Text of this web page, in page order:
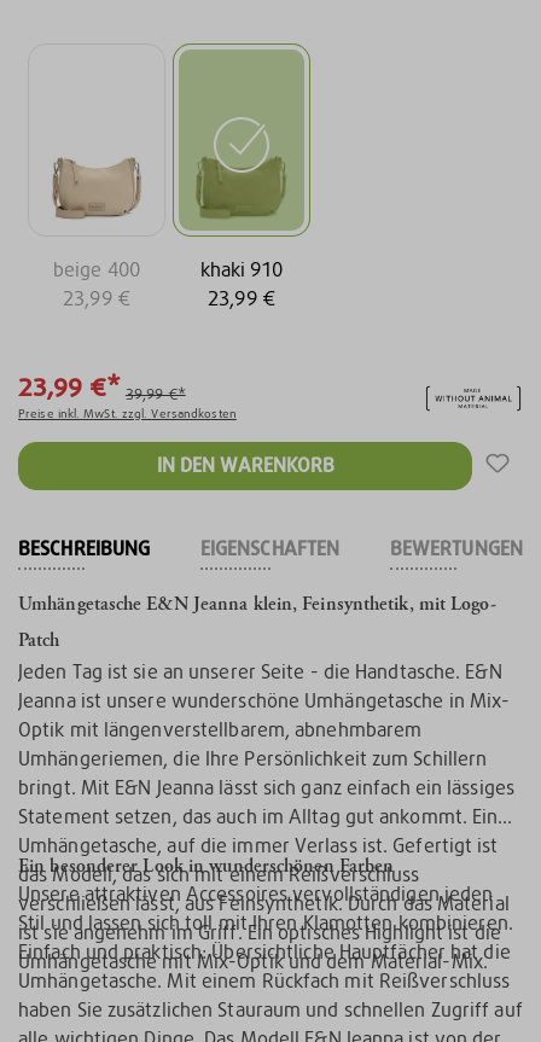
BESCHREIBUNG EIGENSCHAFTEN BEWERTUNGEN
Umhängetasche E&N Jeanna klein, Feinsynthetik, mit Logo-
Patch
Jeden Tag ist sie an unserer Seite - die Handtasche. E&N
Jeanna ist unsere wunderschöne Umhängetasche in Mix-
Optik mit längenverstellbarem, abnehmbarem
Umhängeriemen, die Ihre Persönlichkeit zum Schillern
bringt. Mit E&N Jeanna lässt sich ganz einfach ein lässiges
Statement setzen, das auch im Alltag gut ankommt. Eine
Umhängetasche, auf die immer Verlass ist. Gefertigt ist
das Modell, das sich mit einem Reißverschluss
verschließen lässt, aus Feinsynthetik. Durch das Material
ist sie angenehm im Griff. Ein optisches Highlight ist die
Umhängetasche mit Mix-Optik und dem Material-Mix.
Ein besonderer Look in wunderschönen Farben
Unsere attraktiven Accessoires vervollständigen jeden
Stil und lassen sich toll mit Ihren Klamotten kombinieren.
Einfach und praktisch: Übersichtliche Hauptfächer hat die
Umhängetasche. Mit einem Rückfach mit Reißverschluss
haben Sie zusätzlichen Stauraum und schnellen Zugriff auf
beige 400
23,99 €
khaki 910
23,99 €
23,99 €* 39,99 €*
Preise inkl. MwSt. zzgl. Versandkosten
IN DEN WARENKORB